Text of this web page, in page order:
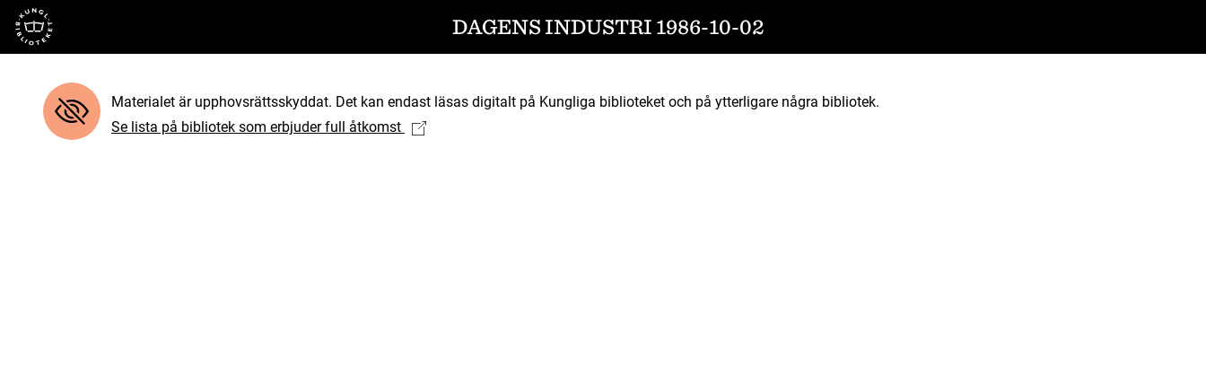
Till startsidan DAGENS INDUSTRI 1986-10-02
Materialet är upphovsrättsskyddat. Det kan endast läsas digitalt på Kungliga biblioteket och på ytterligare några bibliotek.
Se lista på bibliotek som erbjuder full åtkomst